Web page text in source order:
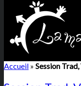
Accueil » Session